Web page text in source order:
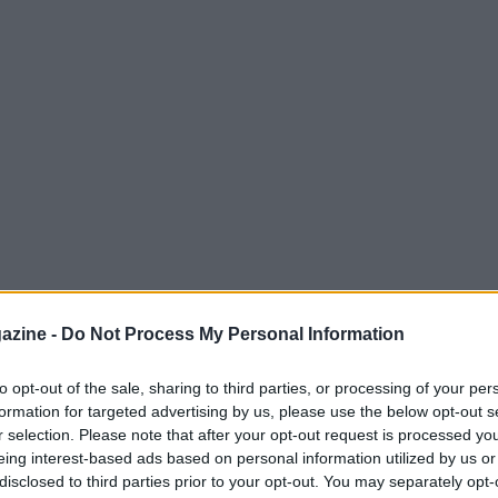
- Do Not Process My Personal Information
opt-out of the sale, sharing to third parties, or processing of your
for targeted advertising by us, please use the below opt-out
selection. Please note that after your opt-out request is processed
interest-based ads based on personal information utilized by us
to third parties prior to your opt-out. You may separately
strette e il fascino senza tempo, il
unica per i piloti e un’esperienza
l’evento si terrà dal 4 al 7 giugno
e momenti indimenticabili.